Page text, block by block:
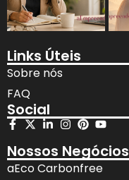
Links Úteis
Sobre nós
FAQ
Social
Nossos Negócios
aEco Carbonfree